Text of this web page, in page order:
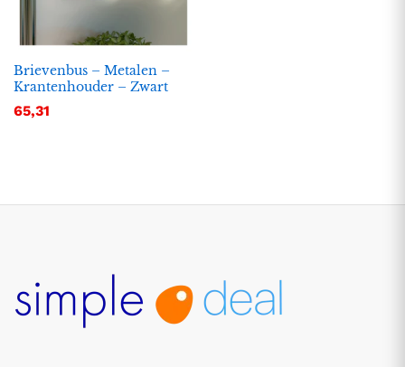
Brievenbus – Metalen –
Krantenhouder – Zwart
65,31